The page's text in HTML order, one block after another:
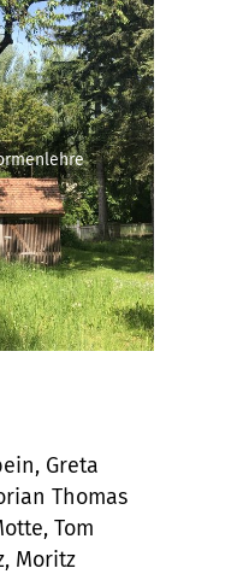
Greta
Thomas
Tom
Moritz